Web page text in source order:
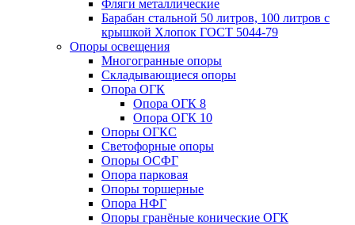
Фляги металлические
Барабан стальной 50 литров, 100 литров с
крышкой Хлопок ГОСТ 5044-79
Опоры освещения
Многогранные опоры
Складывающиеся опоры
Опора ОГК
Опора ОГК 8
Опора ОГК 10
Опоры ОГКС
Светофорные опоры
Опоры ОСФГ
Опора парковая
Опоры торшерные
Опора НФГ
Опоры гранёные конические ОГК